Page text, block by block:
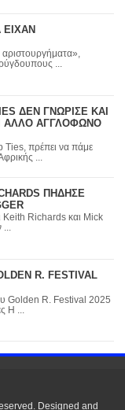
ΕΙΧΑΝ
...
ΔΕΝ ΓΝΩΡΙΣΕ ΚΑΙ
ΑΛΛΟ ΑΓΓΛΟΦΩΝΟ
...
ΠΗΔΗΣΕ
...
R. FESTIVAL
Η ...
Designed and